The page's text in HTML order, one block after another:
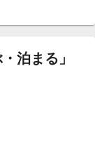
泊まる」